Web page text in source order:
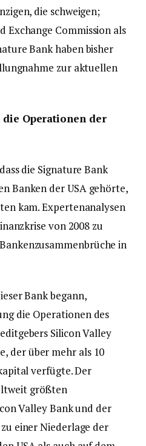
die schweigen;
Exchange Commission als
Bank haben bisher
zur aktuellen
Operationen der
die Signature Bank
Banken der USA gehörte,
kam. Expertenanalysen
von 2008 zu
in
Bank begann,
die Operationen des
Silicon Valley
der über mehr als 10
verfügte. Der
größten
Valley Bank und der
einer Niederlage der